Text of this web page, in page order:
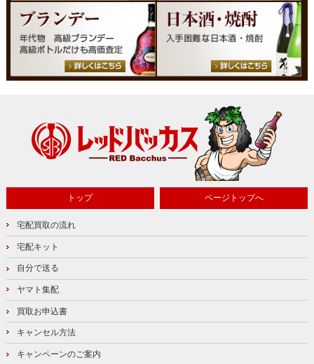
トップ ページトップへ
宅配買取の流れ
宅配キット
自分で送る
ヤマト集配
買取お申込書
キャンセル方法
キャンペーンのご案内